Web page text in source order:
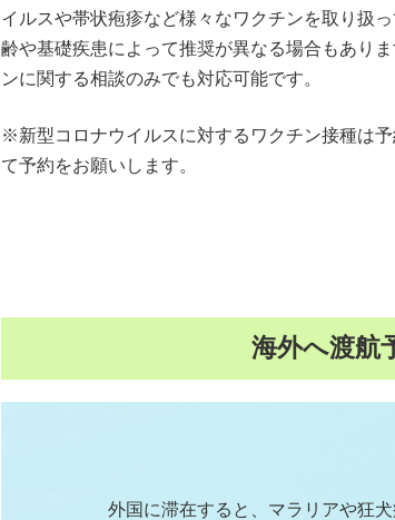
イルスや帯状疱疹など様々なワクチンを取り扱
齢や基礎疾患によって推奨が異なる場合もあり
ンに関する相談のみでも対応可能です。
※新型コロナウイルスに対するワクチン接種は
て予約をお願いします。
海外へ渡航
外国に滞在すると、マラリアや狂